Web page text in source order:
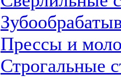
Прессы и
Строгальные